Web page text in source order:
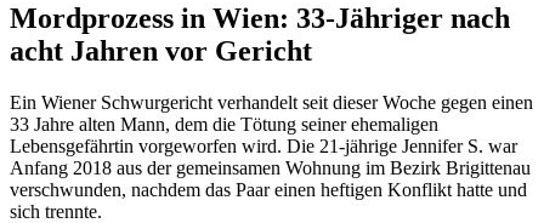
Mordprozess in Wien: 33-Jähriger nach
acht Jahren vor Gericht
Ein Wiener Schwurgericht verhandelt seit dieser Woche gegen einen
33 Jahre alten Mann, dem die Tötung seiner ehemaligen
Lebensgefährtin vorgeworfen wird. Die 21-jährige Jennifer S. war
Anfang 2018 aus der gemeinsamen Wohnung im Bezirk Brigittenau
verschwunden, nachdem das Paar einen heftigen Konflikt hatte und
sich trennte.